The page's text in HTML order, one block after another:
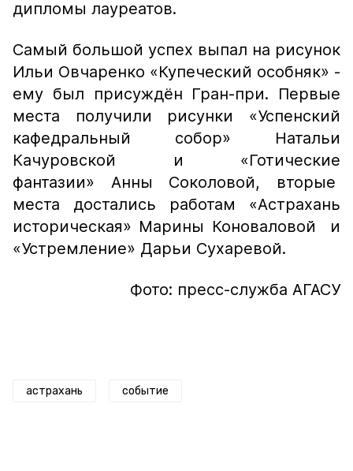
дипломы лауреатов.
Самый большой успех выпал на рисунок
Ильи Овчаренко «Купеческий особняк» -
ему был присуждён Гран-при. Первые
места получили рисунки «Успенский
кафедральный собор» Натальи
Качуровской и «Готические
фантазии» Анны Соколовой, вторые
места достались работам «Астрахань
историческая» Марины Коноваловой и
«Устремление» Дарьи Сухаревой.
Фото: пресс-служба АГАСУ
астрахань событие